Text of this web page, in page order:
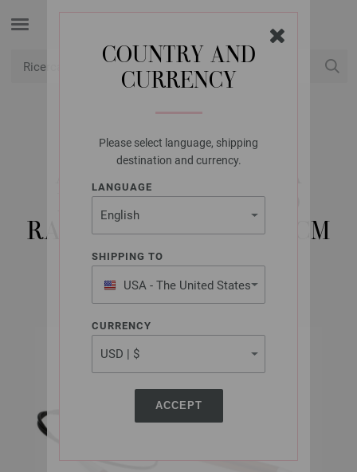
COUNTRY AND
CURRENCY
Please select language, shipping
destination and currency.
LANGUAGE
SHIPPING TO
USA - The United States
of America
CURRENCY
ACCEPT
LANA GROSSA
AGO CIRCOLARE DA
MAGLIA ALLUMINIO
RAINBOW MIS,10,0/60CM